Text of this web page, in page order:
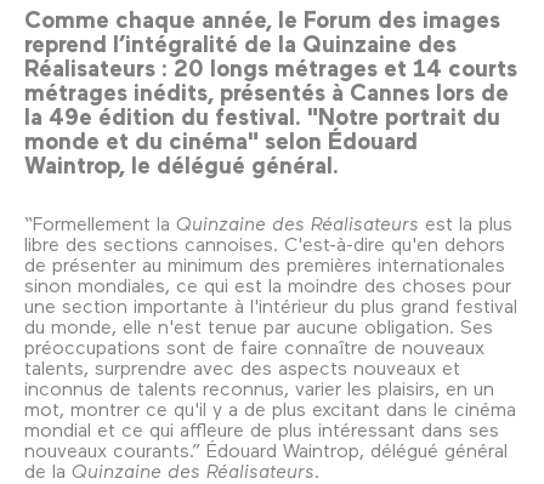
Comme chaque année, le Forum des images
reprend l’intégralité de la Quinzaine des
Réalisateurs : 20 longs métrages et 14 courts
métrages inédits, présentés à Cannes lors de
la 49e édition du festival. "Notre portrait du
monde et du cinéma" selon Édouard
Waintrop, le délégué général.
“Formellement la Quinzaine des Réalisateurs est la plus
libre des sections cannoises. C'est-à-dire qu'en dehors
de présenter au minimum des premières internationales
sinon mondiales, ce qui est la moindre des choses pour
une section importante à l'intérieur du plus grand festival
du monde, elle n'est tenue par aucune obligation. Ses
préoccupations sont de faire connaître de nouveaux
talents, surprendre avec des aspects nouveaux et
inconnus de talents reconnus, varier les plaisirs, en un
mot, montrer ce qu'il y a de plus excitant dans le cinéma
mondial et ce qui affleure de plus intéressant dans ses
nouveaux courants.” Édouard Waintrop, délégué général
de la Quinzaine des Réalisateurs.